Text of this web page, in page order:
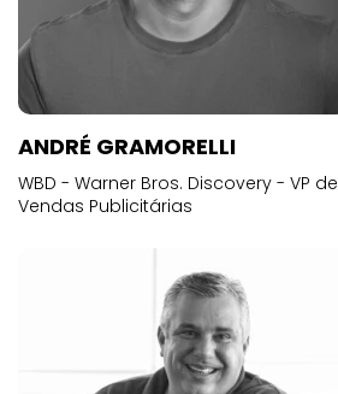
ANDRÉ GRAMORELLI
WBD - Warner Bros. Discovery - VP de
Vendas Publicitárias